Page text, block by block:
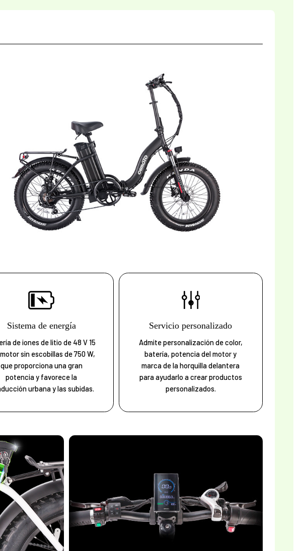
Sistema de energía
de iones de litio de 48 V 15
sin escobillas de 750 W,
que proporciona una gran
potencia y favorece la
urbana y las subidas.
Servicio personalizado
Admite personalización de color,
batería, potencia del motor y
marca de la horquilla delantera
para ayudarlo a crear productos
personalizados.